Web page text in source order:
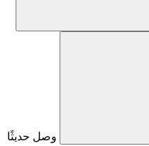
وصل حديثًا